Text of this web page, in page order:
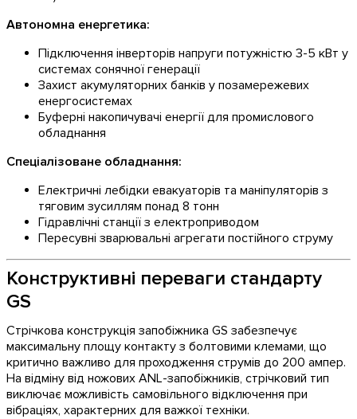
Автономна енергетика:
Підключення інверторів напруги потужністю 3-5 кВт у
системах сонячної генерації
Захист акумуляторних банків у позамережевих
енергосистемах
Буферні накопичувачі енергії для промислового
обладнання
Спеціалізоване обладнання:
Електричні лебідки евакуаторів та маніпуляторів з
тяговим зусиллям понад 8 тонн
Гідравлічні станції з електроприводом
Пересувні зварювальні агрегати постійного струму
Конструктивні переваги стандарту
GS
Стрічкова конструкція запобіжника GS забезпечує
максимальну площу контакту з болтовими клемами, що
критично важливо для проходження струмів до 200 ампер.
На відміну від ножових ANL-запобіжників, стрічковий тип
виключає можливість самовільного відключення при
вібраціях, характерних для важкої техніки.